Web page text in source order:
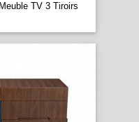
TV 3 Tiroirs